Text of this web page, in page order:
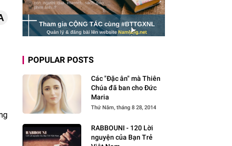
POPULAR POSTS
Các "Đặc ân" mà Thiên
Chúa đã ban cho Đức
Maria
Thứ Năm, tháng 8 28, 2014
RABBOUNI - 120 Lời
nguyện của Bạn Trẻ